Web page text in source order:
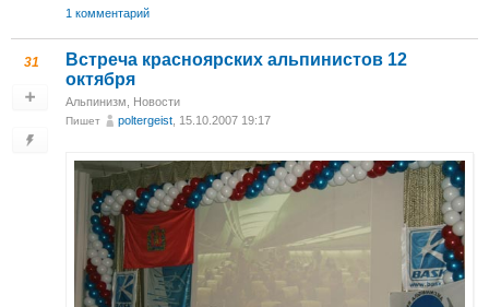
1 комментарий
31
Встреча красноярских альпинистов 12
октября
Альпинизм, Новости
Пишет poltergeist, 15.10.2007 19:17